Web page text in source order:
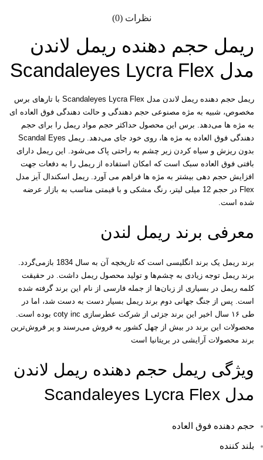
نظرات (0)
ریمل حجم دهنده ریمل لاندن
مدل Scandaleyes Lycra Flex
ریمل حجم دهنده ریمل لاندن مدل Scandaleyes Lycra Flex
با تارهای برس
مخصوص، شبیه به مژه مصنوعی حجم دهندگی و حالت دهندگی فوق العاده ای
به مژه ها می‌دهد. برس این محصول حداکثر حجم مواد ریمل را برای حجم
دهندگی فوق العاده به مژه ها، روی خود جای می‌دهد. ریمل Scandal Eyes
بدون ریزش و سیاه کردن زیر چشم به راحتی پاک می‌شود. این ریمل دارای
بافتی فوق العاده سبک است که امکان استفاده از ریمل را به دفعات جهت
افزایش حجم دهی بیشتر به مژه ها فراهم می آورد. ریمل اسکندال آیز مدل
Flex در حجم 12 میلی لیتر، رنگ مشکی و با قیمتی مناسب به بازار عرضه
شده است.
معرفی برند ریمل لندن
برند ریمل یک برند انگلیسی است که تاریخچه آن به سال 1834 بازمی‌گردد
.
برند ریمل توجه زیادی به چشم‌ها و تولید محصول ریمل داشت. در حقیقت
کلمه ریمل در بسیاری از زبان‌ها از جمله فارسی از نام این برند گرفته شده
است. پس از جنگ جهانی دوم برند ریمل بسیار دست به دست شد، اما در
طی ۱۶ سال اخیر این برند جزئی از شرکت عطرسازی
coty inc بوده است.
محصولات این برند در بیش از چهل کشور به فروش می‌رسند و پر فروش‌ترین
برند محصولات آرایشی در بریتانیا است
ویژگی ریمل حجم دهنده ریمل لاندن
مدل Scandaleyes Lycra Flex
حجم دهنده فوق العاده
بلند کننده